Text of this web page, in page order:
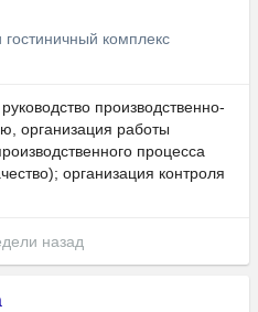
комплекс
производственно-
организация работы
процесса
организация контроля
назад